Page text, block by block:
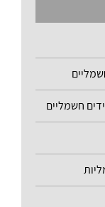
חשמליים